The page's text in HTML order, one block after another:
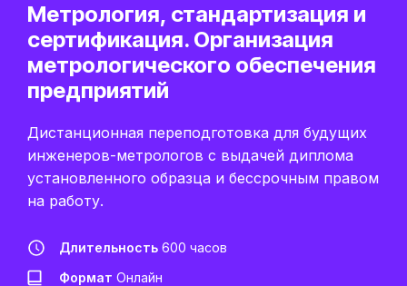
Метрология, стандартизация и
сертификация. Организация
метрологического обеспечения
предприятий
Дистанционная переподготовка для будущих
инженеров-метрологов с выдачей диплома
установленного образца и бессрочным правом
на работу.
Длительность 600 часов
Формат Онлайн